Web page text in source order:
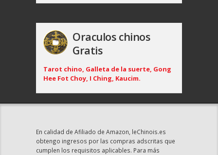
Oraculos chinos
Gratis
Tarot chino, Galleta de la suerte, Gong
Hee Fot Choy, I Ching, Kaucim.
En calidad de Afiliado de Amazon, leChinois.es
obtengo ingresos por las compras adscritas que
cumplen los requisitos aplicables. Para más